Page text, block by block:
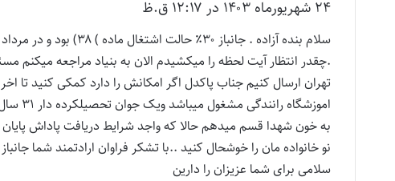
ت
:
۲۴ شهریور‌ماه ۱۴۰۳ در ۱۲:۱۷ ق.ظ
.چقدر انتظار آیت لحظه را میکشیدم الان به بنیاد مراجعه میکنم
به خون شهدا قسم میدهم حالا که واجد شرایط دریافت پاداش
نو خانواده مان را خوشحال کنید ..با تشکر فراوان ارادتمند شما
سلامی برای شما عزیزان را دارین